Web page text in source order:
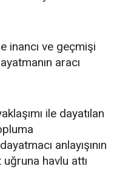
inancı ve geçmişi
aracı
ile dayatılan
anlayışının
havlu attı